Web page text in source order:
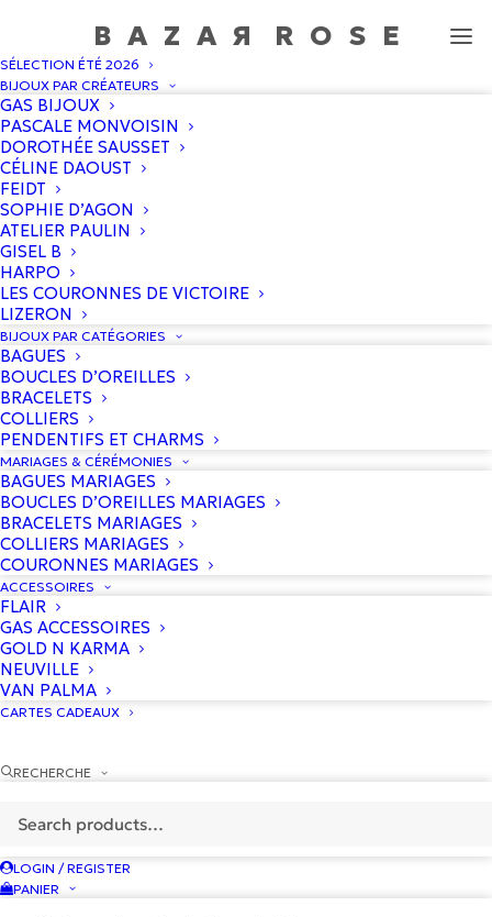
BAZA R ROS E
SÉLECTION ÉTÉ 2026
BIJOUX PAR CRÉATEURS
GAS BIJOUX
PASCALE MONVOISIN
DOROTHÉE SAUSSET
CÉLINE DAOUST
FEIDT
SOPHIE D’AGON
ATELIER PAULIN
GISEL B
HARPO
LES COURONNES DE VICTOIRE
LIZERON
BIJOUX PAR CATÉGORIES
BAGUES
BOUCLES D’OREILLES
BRACELETS
COLLIERS
PENDENTIFS ET CHARMS
MARIAGES & CÉRÉMONIES
BAGUES MARIAGES
BOUCLES D’OREILLES MARIAGES
BRACELETS MARIAGES
COLLIERS MARIAGES
COURONNES MARIAGES
ACCESSOIRES
FLAIR
GAS ACCESSOIRES
GOLD N KARMA
NEUVILLE
VAN PALMA
CARTES CADEAUX
RECHERCHE
LOGIN / REGISTER
PANIER
Collier JUNE OR
Accueil/Boutique/ Pascale Monvoisin